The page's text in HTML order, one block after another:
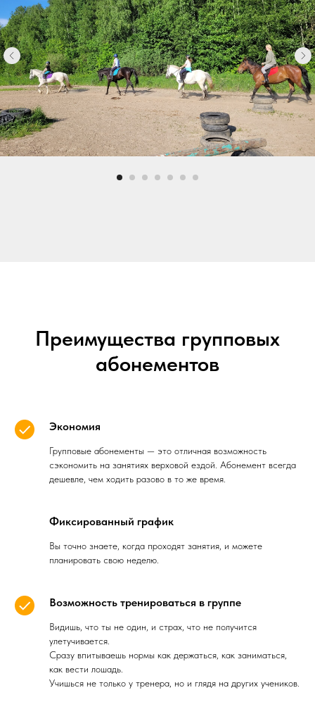
Преимущества групповых
абонементов
Экономия
Групповые абонементы — это отличная возможность
сэкономить на занятиях верховой ездой. Абонемент всегда
дешевле, чем ходить разово в то же время.
Фиксированный график
Вы точно знаете, когда проходят занятия, и можете
планировать свою неделю.
Возможность тренироваться в группе
Видишь, что ты не один, и страх, что не получится
улетучивается.
Сразу впитываешь нормы как держаться, как заниматься,
как вести лошадь.
Учишься не только у тренера, но и глядя на других учеников.